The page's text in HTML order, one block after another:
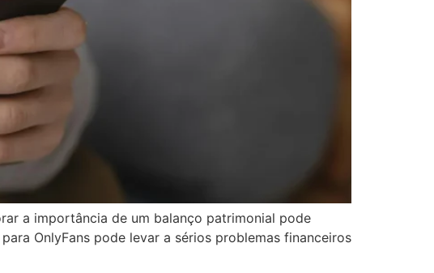
a importância de um balanço patrimonial pode
OnlyFans pode levar a sérios problemas financeiros